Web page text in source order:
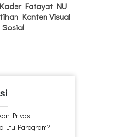
Fatayat NU
Konten Visual
Privasi
Itu Paragram?